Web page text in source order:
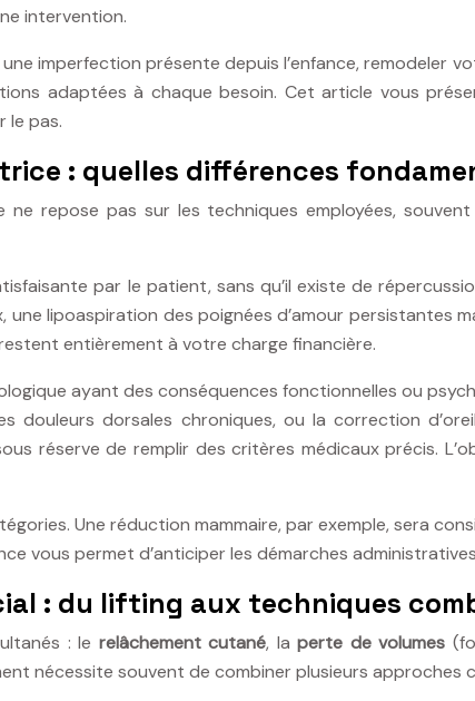
intervention.
imperfection présente depuis l’enfance,
adaptées à chaque besoin. Cet article vous
le pas.
: quelles différences
repose pas sur les techniques employées, souvent
par le patient, sans qu’il existe de
lipoaspiration des poignées d’amour persistantes
entièrement à votre charge financière.
ayant des conséquences fonctionnelles ou
dorsales chroniques, ou la correction
réserve de remplir des critères médicaux précis.
Une réduction mammaire, par exemple, sera
vous permet d’anticiper les démarches
: du lifting aux techniques
: le relâchement cutané, la perte de volumes
nécessite souvent de combiner plusieurs approches